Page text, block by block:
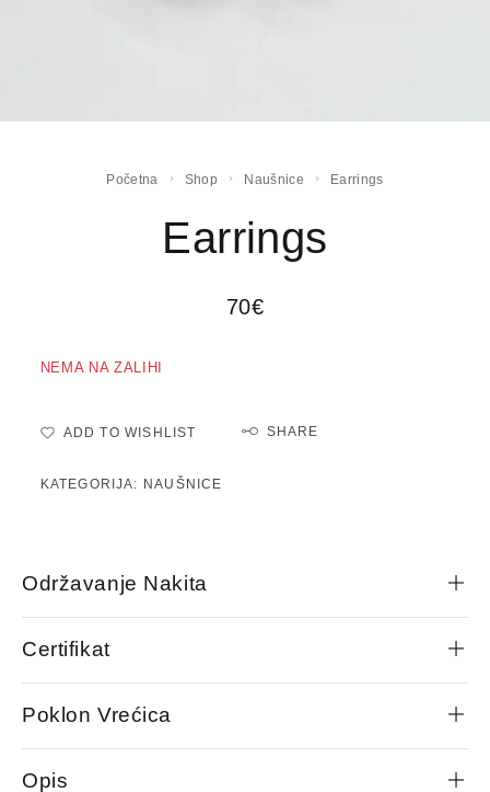
Početna Shop Naušnice Earrings
Earrings
70€
NEMA NA ZALIHI
ADD TO WISHLIST SHARE
KATEGORIJA: NAUŠNICE
Održavanje Nakita
Certifikat
Poklon Vrećica
Opis